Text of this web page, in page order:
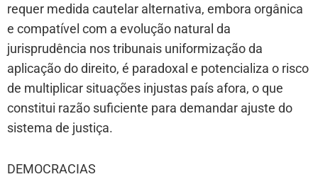
requer medida cautelar alternativa, embora orgânica
e compatível com a evolução natural da
jurisprudência nos tribunais uniformização da
aplicação do direito, é paradoxal e potencializa o risco
de multiplicar situações injustas país afora, o que
constitui razão suficiente para demandar ajuste do
sistema de justiça.
DEMOCRACIAS